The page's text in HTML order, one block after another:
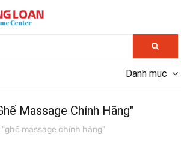
Danh mục
Massage Chính Hãng"
"ghế massage chính hãng"